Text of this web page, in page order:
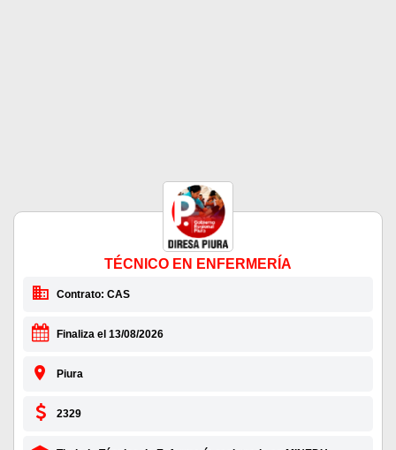
TÉCNICO EN ENFERMERÍA
Contrato: CAS
Finaliza el 13/08/2026
Piura
2329